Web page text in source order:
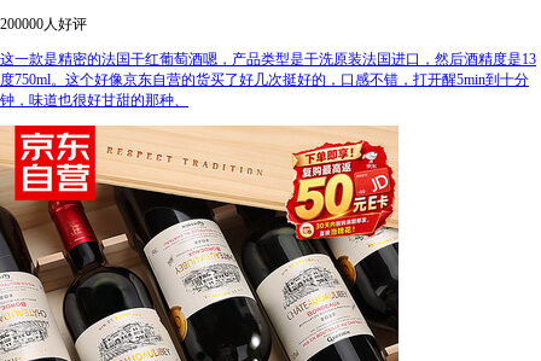
200000人好评
这一款是精密的法国干红葡萄酒嗯，产品类型是干洗原装法国进口，然后酒精度是13
度750ml。这个好像京东自营的货买了好几次挺好的，口感不错，打开醒5min到十分
钟，味道也很好甘甜的那种、